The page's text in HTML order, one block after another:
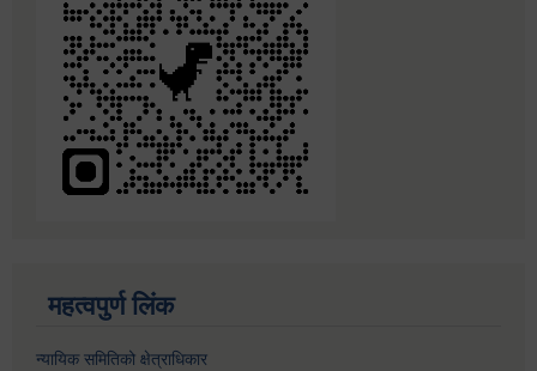
महत्वपुर्ण लिंक
न्यायिक समितिको क्षेत्राधिकार